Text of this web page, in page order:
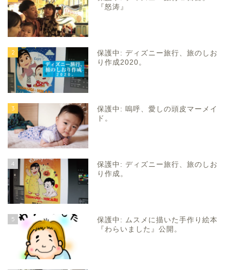
『怒涛』
2
保護中: ディズニー旅行、旅のしお
り作成2020。
3
保護中: 嗚呼、愛しの頭皮マーメイ
ド。
4
保護中: ディズニー旅行、旅のしお
り作成。
5
保護中: ムスメに描いた手作り絵本
『わらいました』公開。